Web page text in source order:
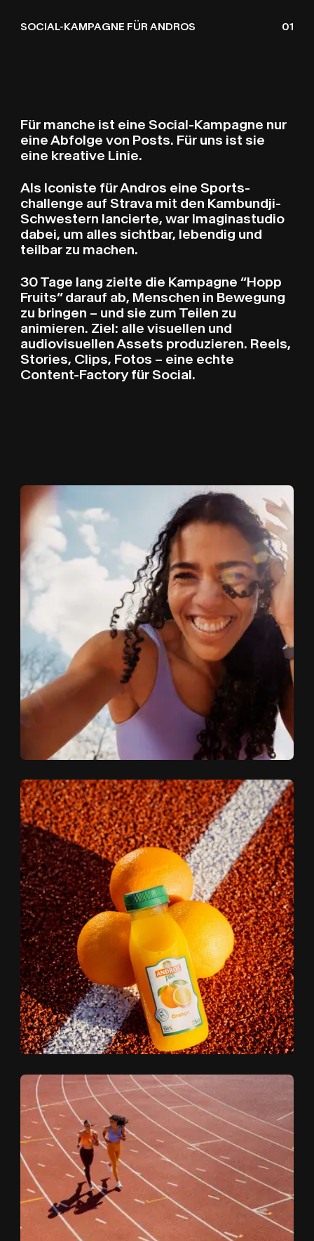
C
G
ICONISTE X ANDROS
SOCIAL-KAMPAGNE FÜR ANDROS 01
Für manche ist eine Social-Kampagne nur
eine Abfolge von Posts. Für uns ist sie
eine kreative Linie.
Als Iconiste für Andros eine Spor­t­s­
challenge auf Strava mit den Kambundji-
Schwestern lancierte, war Imaginastudio
dabei, um alles sichtbar, lebendig und
teilbar zu machen.
30 Tage lang zielte die Kampagne “Hopp
Fruits” darauf ab, Menschen in Bewegung
zu bringen – und sie zum Teilen zu
animieren. Ziel: alle visuellen und
audiovisuellen Assets produzieren. Reels,
Stories, Clips, Fotos – eine echte
Content-Factory für Social.